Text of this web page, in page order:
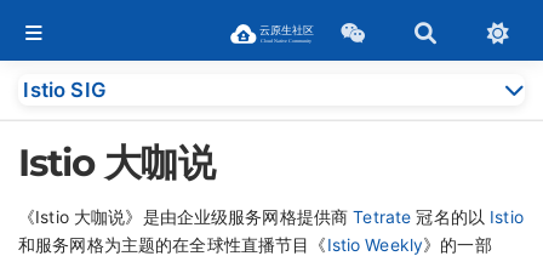
Istio SIG
Istio 大咖说
《Istio 大咖说》是由企业级服务网格提供商Tetrate 冠名的以 Istio
和服务网格为主题的在全球性直播节目《Istio Weekly》的一部